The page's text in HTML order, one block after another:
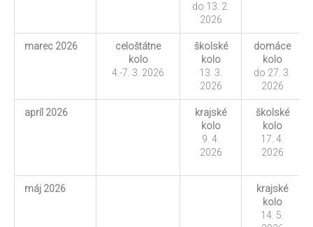
do 13. 2.
2026
marec 2026
celoštátne
kolo
4.-7. 3. 2026
školské
kolo
13. 3.
2026
domáce
kolo
do 27. 3.
2026
apríl 2026
krajské
kolo
9. 4.
2026
školské
kolo
17. 4.
2026
máj 2026
krajské
kolo
14. 5.